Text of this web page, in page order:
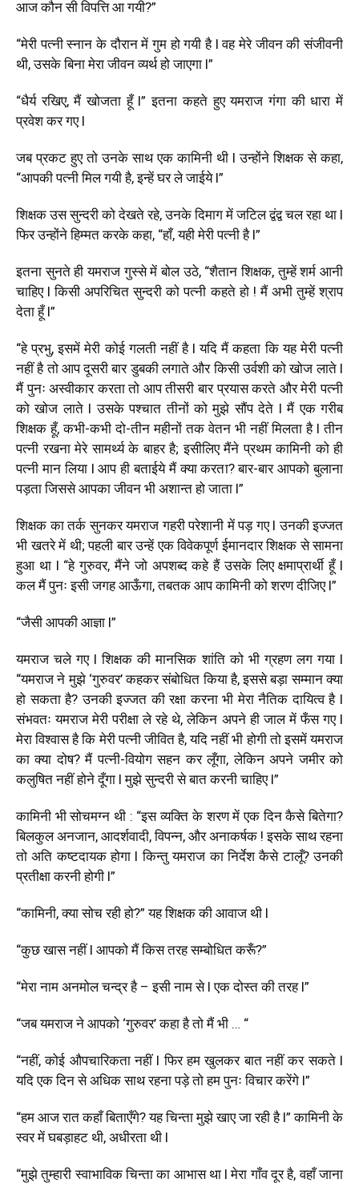
आज कौन सी विपत्ति आ गयी?”
“मेरी पत्नी स्नान के दौरान में गुम हो गयी है l वह मेरे जीवन की संजीवनी
थी, उसके बिना मेरा जीवन व्यर्थ हो जाएगा l”
“धैर्य रखिए, मैं खोजता हूँ l” इतना कहते हुए यमराज गंगा की धारा में
प्रवेश कर गए l
जब प्रकट हुए तो उनके साथ एक कामिनी थी l उन्होंने शिक्षक से कहा,
“आपकी पत्नी मिल गयी है, इन्हें घर ले जाईये l”
शिक्षक उस सुन्दरी को देखते रहे, उनके दिमाग में जटिल द्वंद्व चल रहा था l
फिर उन्होंने हिम्मत करके कहा, “हाँ, यही मेरी पत्नी है l”
इतना सुनते ही यमराज गुस्से में बोल उठे, “शैतान शिक्षक, तुम्हें शर्म आनी
चाहिए l किसी अपरिचित सुन्दरी को पत्नी कहते हो ! मैं अभी तुम्हें श्राप
देता हूँ l”
“हे प्रभु, इसमें मेरी कोई गलती नहीं है l यदि मैं कहता कि यह मेरी पत्नी
नहीं है तो आप दूसरी बार डुबकी लगाते और किसी उर्वशी को खोज लाते l
मैं पुनः अस्वीकार करता तो आप तीसरी बार प्रयास करते और मेरी पत्नी
को खोज लाते l उसके पश्चात तीनों को मुझे सौंप देते l मैं एक गरीब
शिक्षक हूँ, कभी-कभी दो-तीन महीनों तक वेतन भी नहीं मिलता है l तीन
पत्नी रखना मेरे सामर्थ्य के बाहर है; इसीलिए मैंने प्रथम कामिनी को ही
पत्नी मान लिया l आप ही बताईये मैं क्या करता? बार-बार आपको बुलाना
पड़ता जिससे आपका जीवन भी अशान्त हो जाता l”
शिक्षक का तर्क सुनकर यमराज गहरी परेशानी में पड़ गए l उनकी इज्जत
भी खतरे में थी; पहली बार उन्हें एक विवेकपूर्ण ईमानदार शिक्षक से सामना
हुआ था l “हे गुरुवर, मैंने जो अपशब्द कहे हैं उसके लिए क्षमाप्रार्थी हूँ l
कल मैं पुनः इसी जगह आऊँगा, तबतक आप कामिनी को शरण दीजिए l”
“जैसी आपकी आज्ञा l”
यमराज चले गए l शिक्षक की मानसिक शांति को भी ग्रहण लग गया l
“यमराज ने मुझे ‘गुरुवर’ कहकर संबोधित किया है, इससे बड़ा सम्मान क्या
हो सकता है? उनकी इज्जत की रक्षा करना भी मेरा नैतिक दायित्व है l
संभवतः यमराज मेरी परीक्षा ले रहे थे, लेकिन अपने ही जाल में फँस गए l
मेरा विश्वास है कि मेरी पत्नी जीवित है, यदि नहीं भी होगी तो इसमें यमराज
का क्या दोष? मैं पत्नी-वियोग सहन कर लूँगा, लेकिन अपने जमीर को
कलुषित नहीं होने दूँगा l मुझे सुन्दरी से बात करनी चाहिए l”
कामिनी भी सोचमग्न थी : “इस व्यक्ति के शरण में एक दिन कैसे बितेगा?
बिलकुल अनजान, आदर्शवादी, विपन्न, और अनाकर्षक ! इसके साथ रहना
तो अति कष्टदायक होगा l किन्तु यमराज का निर्देश कैसे टालूँ? उनकी
प्रतीक्षा करनी होगी l”
“कामिनी, क्या सोच रही हो?” यह शिक्षक की आवाज थी l
“कुछ खास नहीं l आपको मैं किस तरह सम्बोधित करूँ?”
“मेरा नाम अनमोल चन्द्र है – इसी नाम से l एक दोस्त की तरह l”
“जब यमराज ने आपको ‘गुरुवर’ कहा है तो मैं भी … “
“नहीं, कोई औपचारिकता नहीं l फिर हम खुलकर बात नहीं कर सकते l
यदि एक दिन से अधिक साथ रहना पड़े तो हम पुनः विचार करेंगे l”
“हम आज रात कहाँ बिताएँगे? यह चिन्ता मुझे खाए जा रही है l” कामिनी के
स्वर में घबड़ाहट थी, अधीरता थी l
“मुझे तुम्हारी स्वाभाविक चिन्ता का आभास था l मेरा गाँव दूर है, वहाँ जाना